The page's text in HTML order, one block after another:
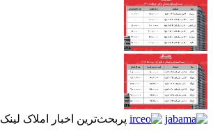
پربحث‌ترین اخبار املاک لینک